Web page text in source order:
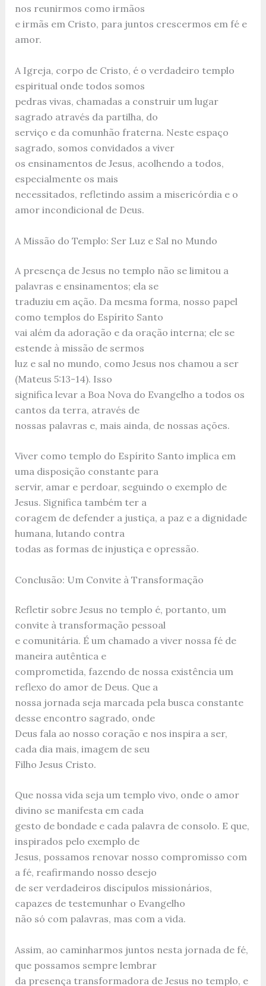
nos reunirmos como irmãos
e irmãs em Cristo, para juntos crescermos em fé e
amor.
A Igreja, corpo de Cristo, é o verdadeiro templo
espiritual onde todos somos
pedras vivas, chamadas a construir um lugar
sagrado através da partilha, do
serviço e da comunhão fraterna. Neste espaço
sagrado, somos convidados a viver
os ensinamentos de Jesus, acolhendo a todos,
especialmente os mais
necessitados, refletindo assim a misericórdia e o
amor incondicional de Deus.
A Missão do Templo: Ser Luz e Sal no Mundo
A presença de Jesus no templo não se limitou a
palavras e ensinamentos; ela se
traduziu em ação. Da mesma forma, nosso papel
como templos do Espírito Santo
vai além da adoração e da oração interna; ele se
estende à missão de sermos
luz e sal no mundo, como Jesus nos chamou a ser
(Mateus 5:13-14). Isso
significa levar a Boa Nova do Evangelho a todos os
cantos da terra, através de
nossas palavras e, mais ainda, de nossas ações.
Viver como templo do Espírito Santo implica em
uma disposição constante para
servir, amar e perdoar, seguindo o exemplo de
Jesus. Significa também ter a
coragem de defender a justiça, a paz e a dignidade
humana, lutando contra
todas as formas de injustiça e opressão.
Conclusão: Um Convite à Transformação
Refletir sobre Jesus no templo é, portanto, um
convite à transformação pessoal
e comunitária. É um chamado a viver nossa fé de
maneira autêntica e
comprometida, fazendo de nossa existência um
reflexo do amor de Deus. Que a
nossa jornada seja marcada pela busca constante
desse encontro sagrado, onde
Deus fala ao nosso coração e nos inspira a ser,
cada dia mais, imagem de seu
Filho Jesus Cristo.
Que nossa vida seja um templo vivo, onde o amor
divino se manifesta em cada
gesto de bondade e cada palavra de consolo. E que,
inspirados pelo exemplo de
Jesus, possamos renovar nosso compromisso com
a fé, reafirmando nosso desejo
de ser verdadeiros discípulos missionários,
capazes de testemunhar o Evangelho
não só com palavras, mas com a vida.
Assim, ao caminharmos juntos nesta jornada de fé,
que possamos sempre lembrar
da presença transformadora de Jesus no templo, e